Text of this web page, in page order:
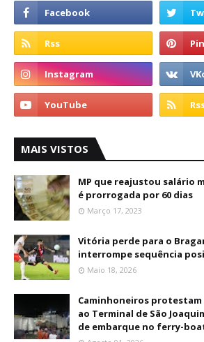
MAIS VISTOS
MP que reajustou salário
é prorrogada por 60 dias
Março 17, 2023
Vitória perde para o
interrompe sequência
Maio 18, 2026
Caminhoneiros protestam
ao Terminal de São
de embarque no ferry-